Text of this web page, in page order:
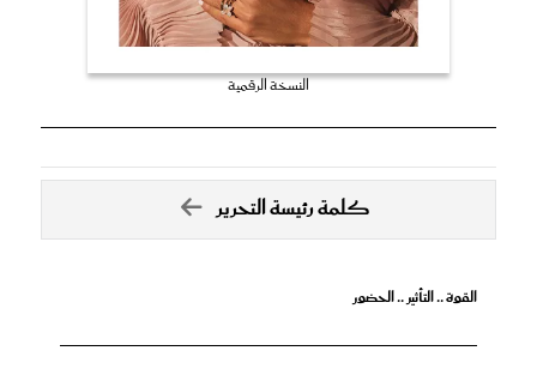
النسخة الرقمية
كلمة رئيسة التحرير
القوة .. التأثير .. الحضور